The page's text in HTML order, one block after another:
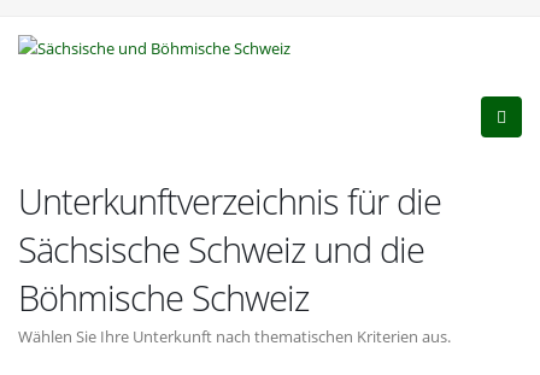
Unterkunftverzeichnis für die
Sächsische Schweiz und die
Böhmische Schweiz
Wählen Sie Ihre Unterkunft nach thematischen Kriterien aus.